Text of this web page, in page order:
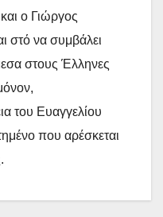
ο Γιώργος
στό να συμβάλει
στους Έλληνες
του Ευαγγελίου
που αρέσκεται